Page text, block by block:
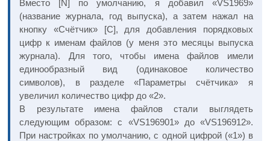
Вместо [N] по умолчанию, я добавил «VS1969»
(название журнала, год выпуска), а затем нажал на
кнопку «Счётчик» [C], для добавления порядковых
цифр к именам файлов (у меня это месяцы выпуска
журнала). Для того, чтобы имена файлов имели
единообразный вид (одинаковое количество
символов), в разделе «Параметры счётчика» я
увеличил количество цифр до «2».
В результате имена файлов стали выглядеть
следующим образом: с «VS196901» до «VS196912».
При настройках по умолчанию, с одной цифрой («1») в